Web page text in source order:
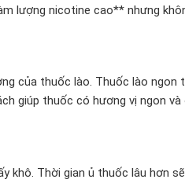
lượng nicotine cao** nhưng
của thuốc lào. Thuốc lào ngon
giúp thuốc có hương vị ngon
khô. Thời gian ủ thuốc lâu hơn